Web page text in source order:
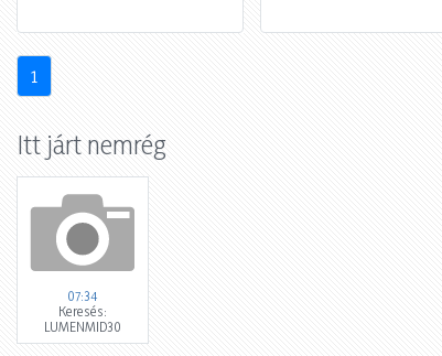
1
Itt járt nemrég
07:34
Keresés:
LUMENMID30